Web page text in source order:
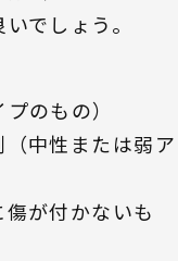
でしょう。
のもの）
（中性または弱ア
が付かないも